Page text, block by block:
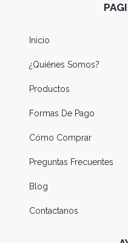
Inicio
¿Quiénes Somos?
Productos
Formas De Pago
Cómo Comprar
Preguntas Frecuentes
Blog
Contactanos